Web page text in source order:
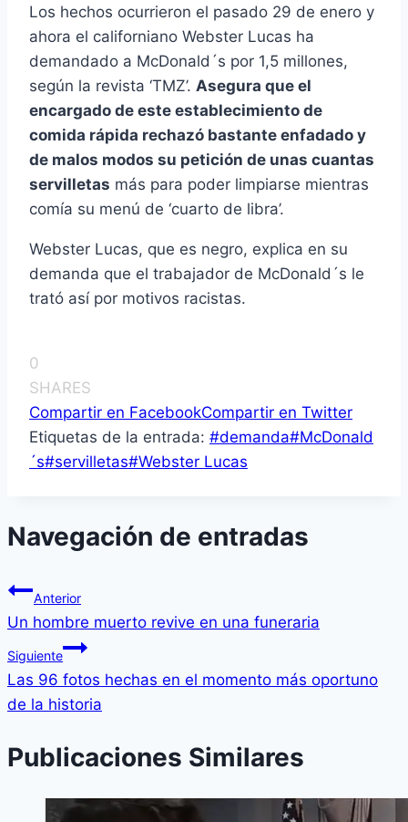
Los hechos ocurrieron el pasado 29 de enero y
ahora el californiano Webster Lucas ha
demandado a McDonald´s por 1,5 millones,
según la revista ‘TMZ’. Asegura que el
encargado de este establecimiento de
comida rápida rechazó bastante enfadado y
de malos modos su petición de unas cuantas
servilletas más para poder limpiarse mientras
comía su menú de ‘cuarto de libra’.
Webster Lucas, que es negro, explica en su
demanda que el trabajador de McDonald´s le
trató así por motivos racistas.
0
SHARES
Compartir en FacebookCompartir en Twitter
Etiquetas de la entrada: #demanda#McDonald
´s#servilletas#Webster Lucas
Navegación de entradas
Anterior
Un hombre muerto revive en una funeraria
Siguiente
Las 96 fotos hechas en el momento más oportuno
de la historia
Publicaciones Similares